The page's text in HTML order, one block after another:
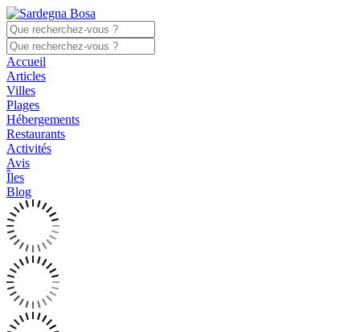
Accueil
Articles
Villes
Plages
Hébergements
Restaurants
Activités
Avis
Îles
Blog